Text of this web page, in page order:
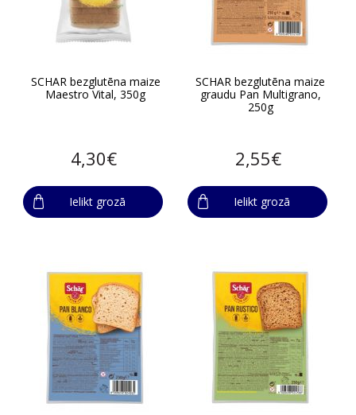
SCHAR bezglutēna maize
Maestro Vital, 350g
4,30€
Ielikt grozā
SCHAR bezglutēna maize
graudu Pan Multigrano,
250g
2,55€
Ielikt grozā